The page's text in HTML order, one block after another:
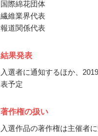
国際綿花団体
繊維業界代表
報道関係代表
結果発表
入選者に通知するほか、
表予定
著作権の扱い
入選作品の著作権は主催者